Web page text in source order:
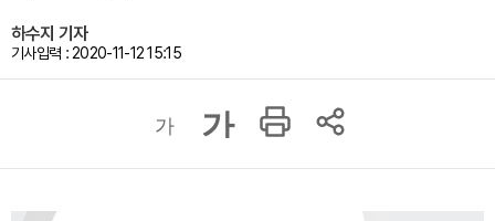
하수지 기자
기사입력 : 2020-11-12 15:15
가 가